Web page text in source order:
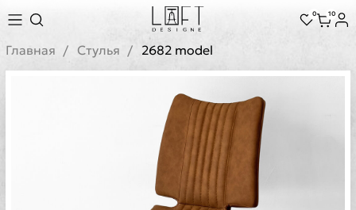
0 10
Главная Стулья 2682 model